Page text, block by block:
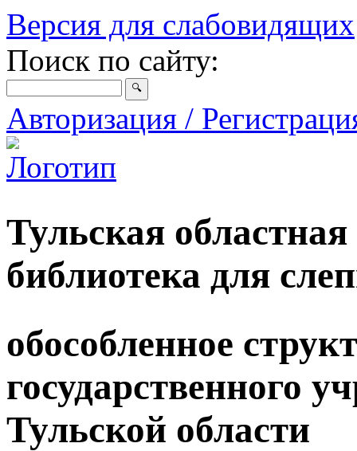
Версия для слабовидящих
Поиск по сайту:
Авторизация /
Тульская
библиотека для
обособленное
государственного
Тульской области